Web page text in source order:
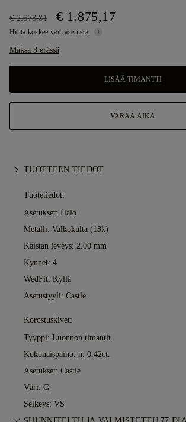
€ 2.678,81 € 1.875,17
Hinta koskee vain asetusta.
Maksa 3 erässä
LISÄÄ TIMANTTI
VARAA AIKA
TUOTTEEN TIEDOT
Tuotetiedot:
Asetukset: Halo
Metalli: Valkokulta (18k)
Kaistan leveys: 2.00 mm
Kynnet: 4
WedFit: Kyllä
Asetustyyli: Castle
Korostuskivet:
Tyyppi: Luonnon timantit
Kokonaispaino: n. 0.42ct.
Asetukset: Castle
Väri: G
Selkeys: VS